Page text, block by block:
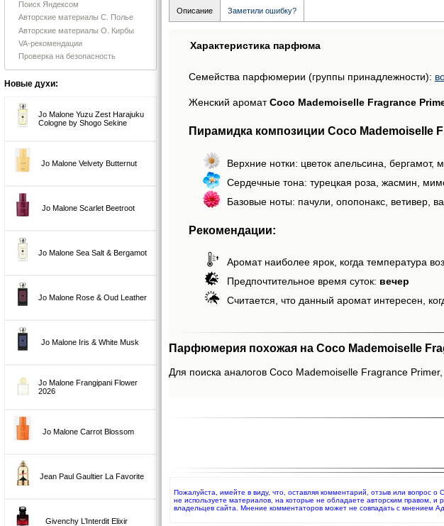
Поиск Яндексом
Авторские материалы С. Полье
Авторские материалы О. Кирбы
VA-рекомендации
Проверка на безопасность
Новые духи:
Jo Malone Yuzu Zest Harajuku
Cologne by Shogo Sekine
Jo Malone Velvety Butternut
Jo Malone Scarlet Beetroot
Jo Malone Sea Salt & Bergamot
Jo Malone Rose & Oud Leather
Jo Malone Iris & White Musk
Jo Malone Frangipani Flower
2026
Jo Malone Carrot Blossom
Jean Paul Gaultier La Favorite
Givenchy L’Interdit Elixir
Описание Заметили ошибку?
Характеристика парфюма
Семейства парфюмерии (группы принадлежности):
Женский ароматCoco Mademoiselle Fragrance
Пирамидка композиции Coco Mademoiselle
Верхние нотки: цветок апельсина, бергамот,
Сердечные тона: турецкая роза, жасмин,
Базовые ноты: пачули, опопонакс, ветивер,
Рекомендации:
Аромат наиболее ярок, когда температура
Предпочтительное время суток: вечер
Считается, что данный аромат интересен,
Парфюмерия похожая на Coco Mademoiselle
Для поиска аналогов Coco Mademoiselle Fragrance Primer,
Пожалуйста, имейте в виду, что, оставляя комментарий, отзыв или вопрос
не используете материалов, на которые не обладаете авторским правом, и
владельцев сайта. Мнение комментаторов может не совпадать с мнением